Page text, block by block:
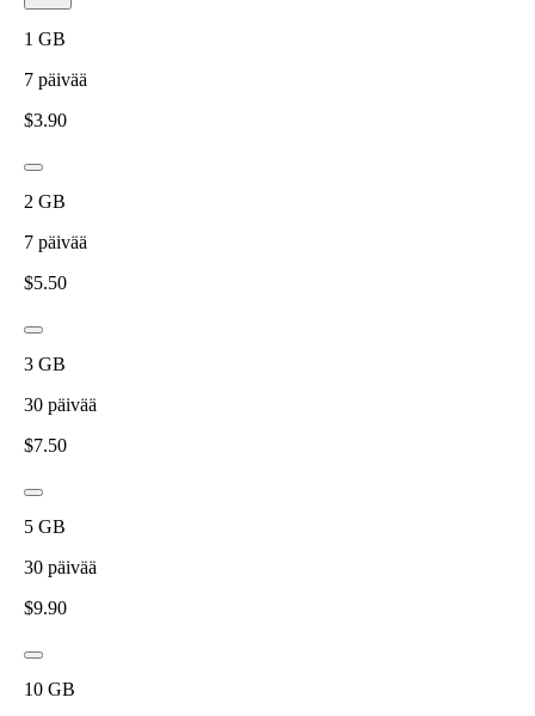
1 GB
7 päivää
$3.90
2 GB
7 päivää
$5.50
3 GB
30 päivää
$7.50
5 GB
30 päivää
$9.90
10 GB